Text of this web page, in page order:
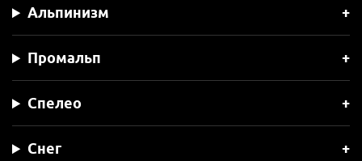
Альпинизм
Промальп
Спелео
Снег